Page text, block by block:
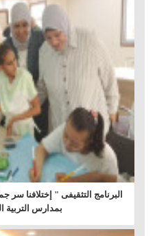
البرنامج التثقيفى " إختلافنا
بمدارس